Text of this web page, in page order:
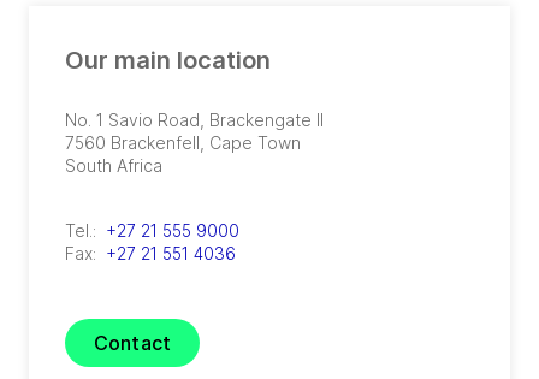
Our main location
No. 1 Savio Road, Brackengate II
7560 Brackenfell, Cape Town
South Africa
Tel.: +27 21 555 9000
Fax: +27 21 551 4036
Contact